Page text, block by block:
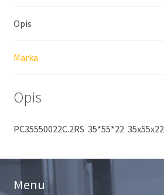
Opis
Marka
Opis
PC35550022C.2RS 35*55*22 35x55x22
Menu